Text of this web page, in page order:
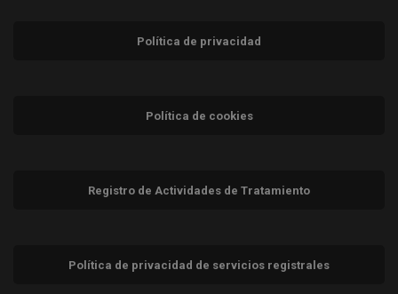
Política de privacidad
Política de cookies
Registro de Actividades de Tratamiento
Política de privacidad de servicios registrales